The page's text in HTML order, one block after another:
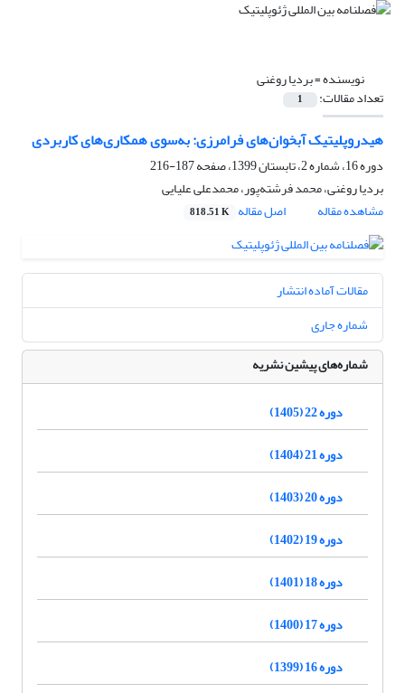
نویسنده =بردیا روغنی
تعداد مقالات: 1
هیدروپلیتیک آبخوان‌های فرامرزی: به‌سوی همکاری‌های کاربردی
دوره 16، شماره 2، تابستان 1399، صفحه
187-216
بردیا روغنی، محمد فرشته‌پور، محمد‌علی علیایی
مشاهده مقاله
اصل مقاله 818.51 K
مقالات آماده انتشار
شماره جاری
شماره‌های پیشین نشریه
دوره 22 (1405)
دوره 21 (1404)
دوره 20 (1403)
دوره 19 (1402)
دوره 18 (1401)
دوره 17 (1400)
دوره 16 (1399)